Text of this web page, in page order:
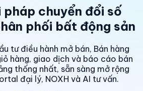
pháp chuyển đổi số
phối bất động sản
tư điều hành mở bán, Bán hàng
hàng, giao dịch và báo cáo bán
thống nhất, sẵn sàng mở rộng
đại lý, NOXH và AI tư vấn.